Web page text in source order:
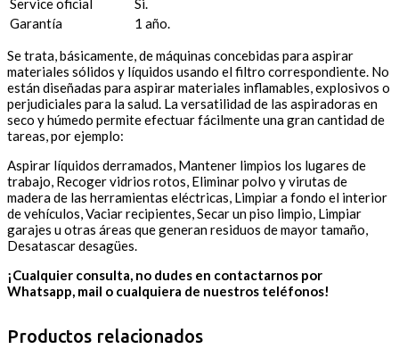
Service oficial
Si.
Garantía
1 año.
Se trata, básicamente, de máquinas concebidas para aspirar
materiales sólidos y líquidos usando el filtro correspondiente. No
están diseñadas para aspirar materiales inflamables, explosivos o
perjudiciales para la salud. La versatilidad de las aspiradoras en
seco y húmedo permite efectuar fácilmente una gran cantidad de
tareas, por ejemplo:
Aspirar líquidos derramados, Mantener limpios los lugares de
trabajo, Recoger vidrios rotos, Eliminar polvo y virutas de
madera de las herramientas eléctricas, Limpiar a fondo el interior
de vehículos, Vaciar recipientes, Secar un piso limpio, Limpiar
garajes u otras áreas que generan residuos de mayor tamaño,
Desatascar desagües.
¡Cualquier consulta, no dudes en contactarnos por
Whatsapp, mail o cualquiera de nuestros teléfonos!
Productos relacionados